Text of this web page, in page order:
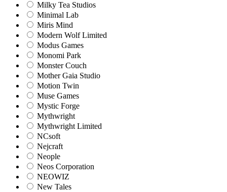
Milky Tea Studios
Minimal Lab
Miris Mind
Modern Wolf Limited
Modus Games
Monomi Park
Monster Couch
Mother Gaia Studio
Motion Twin
Muse Games
Mystic Forge
Mythwright
Mythwright Limited
NCsoft
Nejcraft
Neople
Neos Corporation
NEOWIZ
New Tales